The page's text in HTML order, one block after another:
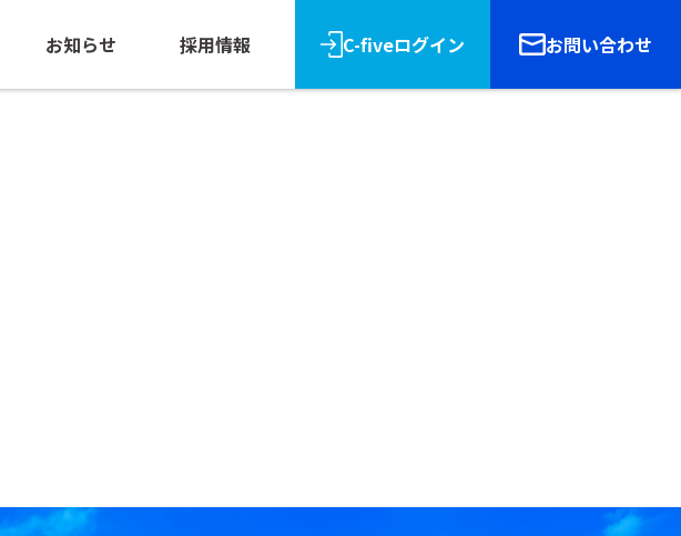
支援）
ョン
お知らせ 採用情報 C-fiveログイン お問い合わせ